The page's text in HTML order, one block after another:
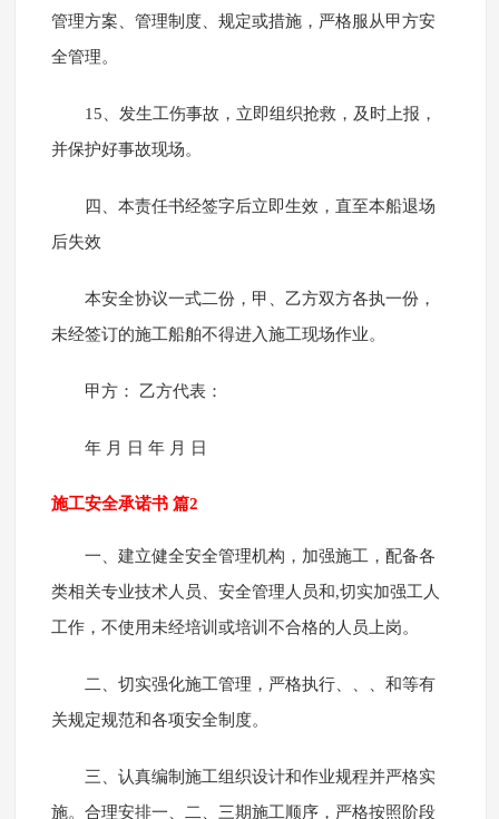
管理方案、管理制度、规定或措施，严格服从甲方安
全管理。
15、发生工伤事故，立即组织抢救，及时上报，
并保护好事故现场。
四、本责任书经签字后立即生效，直至本船退场
后失效
本安全协议一式二份，甲、乙方双方各执一份，
未经签订的施工船舶不得进入施工现场作业。
甲方： 乙方代表：
年 月 日 年 月 日
施工安全承诺书 篇2
一、建立健全安全管理机构，加强施工，配备各
类相关专业技术人员、安全管理人员和,切实加强工人
工作，不使用未经培训或培训不合格的人员上岗。
二、切实强化施工管理，严格执行、、、和等有
关规定规范和各项安全制度。
三、认真编制施工组织设计和作业规程并严格实
施。合理安排一、二、三期施工顺序，严格按照阶段